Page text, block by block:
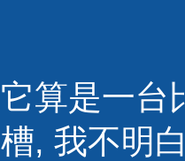
它算是一台
槽, 我不明